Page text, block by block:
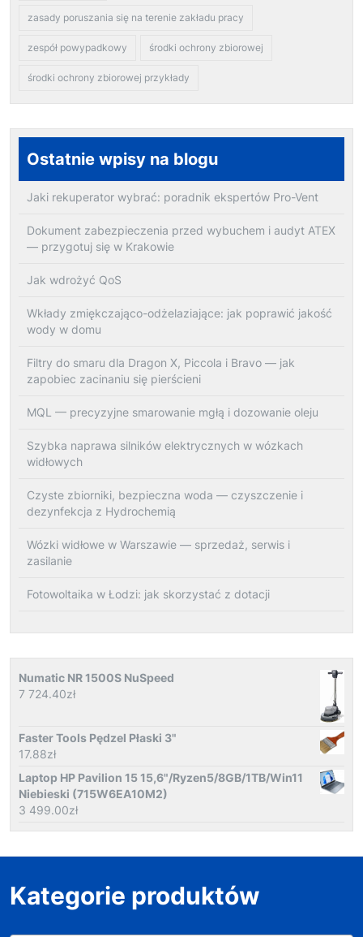
zasady poruszania się na terenie zakładu pracy
zespół powypadkowy środki ochrony zbiorowej
środki ochrony zbiorowej przykłady
Ostatnie wpisy na blogu
Jaki rekuperator wybrać: poradnik ekspertów Pro-Vent
Dokument zabezpieczenia przed wybuchem i audyt ATEX
— przygotuj się w Krakowie
Jak wdrożyć QoS
Wkłady zmiękczająco-odżelaziające: jak poprawić jakość
wody w domu
Filtry do smaru dla Dragon X, Piccola i Bravo — jak
zapobiec zacinaniu się pierścieni
MQL — precyzyjne smarowanie mgłą i dozowanie oleju
Szybka naprawa silników elektrycznych w wózkach
widłowych
Czyste zbiorniki, bezpieczna woda — czyszczenie i
dezynfekcja z Hydrochemią
Wózki widłowe w Warszawie — sprzedaż, serwis i
zasilanie
Fotowoltaika w Łodzi: jak skorzystać z dotacji
Numatic NR 1500S NuSpeed
7 724.40zł
Faster Tools Pędzel Płaski 3"
17.88zł
Laptop HP Pavilion 15 15,6"/Ryzen5/8GB/1TB/Win11
Niebieski (715W6EA10M2)
3 499.00zł
Kategorie produktów